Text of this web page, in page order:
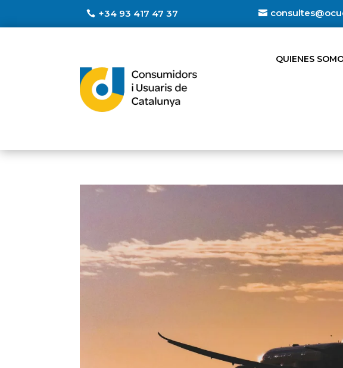
+34 93 417 47 37
QUIENES